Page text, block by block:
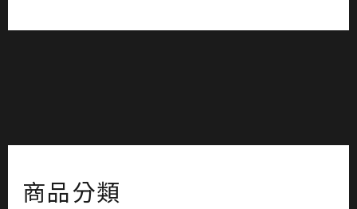
商品分類